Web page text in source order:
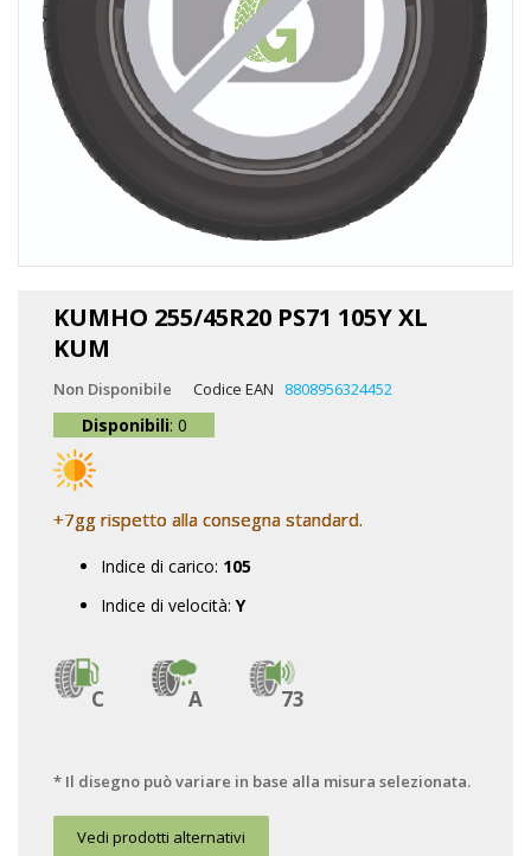
KUMHO 255/45R20 PS71 105Y XL
KUM
Non Disponibile Codice EAN 8808956324452
Disponibili: 0
+7gg rispetto alla consegna standard.
Indice di carico: 105
Indice di velocità: Y
C A 73
* Il disegno può variare in base alla misura selezionata.
Vedi prodotti alternativi
galleria
immagini